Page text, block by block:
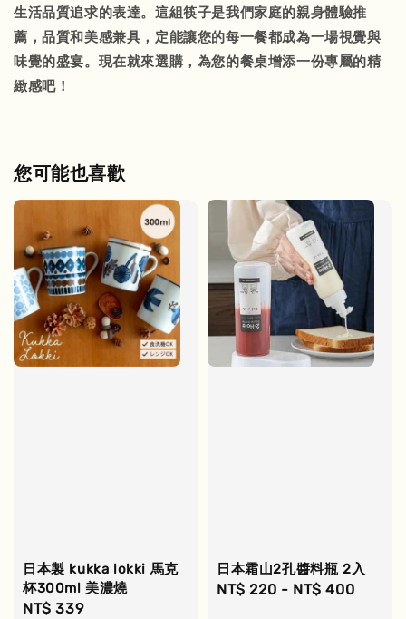
生活品質追求的表達。這組筷子是我們家庭的親身體驗推
薦，品質和美感兼具，定能讓您的每一餐都成為一場視覺與
味覺的盛宴。現在就來選購，為您的餐桌增添一份專屬的精
緻感吧！
您可能也喜歡
日本製 kukka lokki 馬克
杯300ml 美濃燒
Regular
NT$ 339
日本霜山2孔醬料瓶 2入
Regular
NT$ 220 - NT$ 400